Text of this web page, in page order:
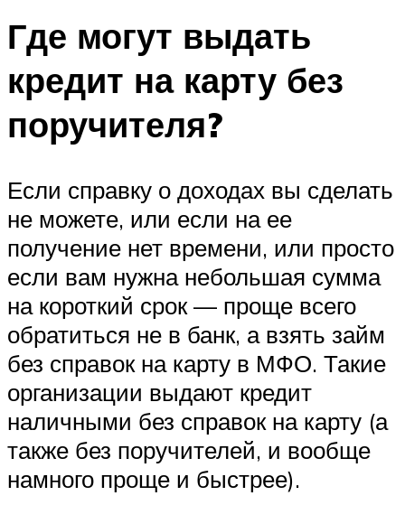
Где могут выдать
кредит на карту без
поручителя?
Если справку о доходах вы сделать
не можете, или если на ее
получение нет времени, или просто
если вам нужна небольшая сумма
на короткий срок — проще всего
обратиться не в банк, а взять займ
без справок на карту в МФО. Такие
организации выдают кредит
наличными без справок на карту (а
также без поручителей, и вообще
намного проще и быстрее).